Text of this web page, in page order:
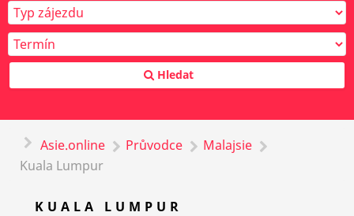
Hledat
Asie.online Průvodce
Malajsie
Kuala Lumpur
KUALA LUMPUR